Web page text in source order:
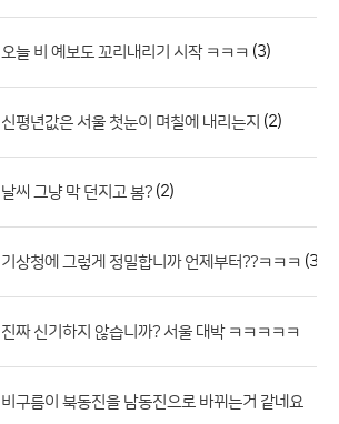
오늘 비 예보도 꼬리내리기 시작 ㅋㅋㅋ (3)
신평년값은 서울 첫눈이 며칠에 내리는지 (2)
날씨 그냥 막 던지고 봄? (2)
기상청에 그렇게 정밀합니까 언제부터??ㅋㅋㅋ (3)
진짜 신기하지 않습니까? 서울 대박 ㅋㅋㅋㅋㅋ
비구름이 북동진을 남동진으로 바뀌는거 같네요